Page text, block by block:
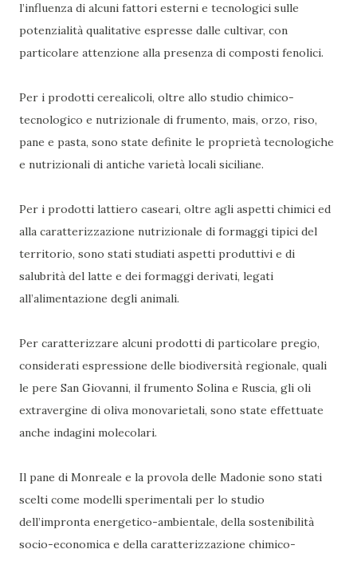
l’influenza di alcuni fattori esterni e tecnologici sulle
potenzialità qualitative espresse dalle cultivar, con
particolare attenzione alla presenza di composti fenolici.
Per i prodotti cerealicoli, oltre allo studio chimico-
tecnologico e nutrizionale di frumento, mais, orzo, riso,
pane e pasta, sono state definite le proprietà tecnologiche
e nutrizionali di antiche varietà locali siciliane.
Per i prodotti lattiero caseari, oltre agli aspetti chimici ed
alla caratterizzazione nutrizionale di formaggi tipici del
territorio, sono stati studiati aspetti produttivi e di
salubrità del latte e dei formaggi derivati, legati
all’alimentazione degli animali.
Per caratterizzare alcuni prodotti di particolare pregio,
considerati espressione delle biodiversità regionale, quali
le pere San Giovanni, il frumento Solina e Ruscia, gli oli
extravergine di oliva monovarietali, sono state effettuate
anche indagini molecolari.
Il pane di Monreale e la provola delle Madonie sono stati
scelti come modelli sperimentali per lo studio
dell’impronta energetico-ambientale, della sostenibilità
socio-economica e della caratterizzazione chimico-